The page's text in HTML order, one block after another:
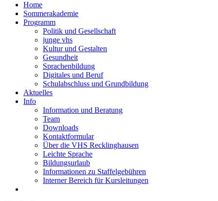
Home
Sommerakademie
Programm
Politik und Gesellschaft
junge vhs
Kultur und Gestalten
Gesundheit
Sprachenbildung
Digitales und Beruf
Schulabschluss und Grundbildung
Aktuelles
Info
Information und Beratung
Team
Downloads
Kontaktformular
Über die VHS Recklinghausen
Leichte Sprache
Bildungsurlaub
Informationen zu Staffelgebühren
Interner Bereich für Kursleitungen